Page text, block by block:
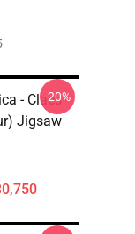
- Claes
Jigsaw
-20%